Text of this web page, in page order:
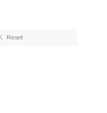
Reset